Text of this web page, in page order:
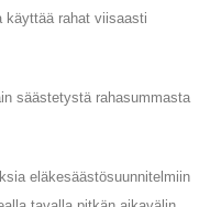
käyttää rahat viisaasti
säästetystä rahasummasta
eläkesäästösuunnitelmiin